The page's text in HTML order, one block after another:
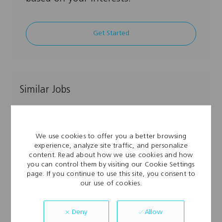
We use cookies to offer you a better browsing
experience, analyze site traffic, and personalize
content. Read about how we use cookies and how
you can control them by visiting our Cookie Settings
page. If you continue to use this site, you consent to
our use of cookies.
Deny Allow
Get Started
Similar Jobs
Administration, PMO & Legal
J
o
b
T
y
e
Full Time
SUPER008909
Estamos buscando un Supervisor de Producción para
coordinar y ejecutar planes de producción,